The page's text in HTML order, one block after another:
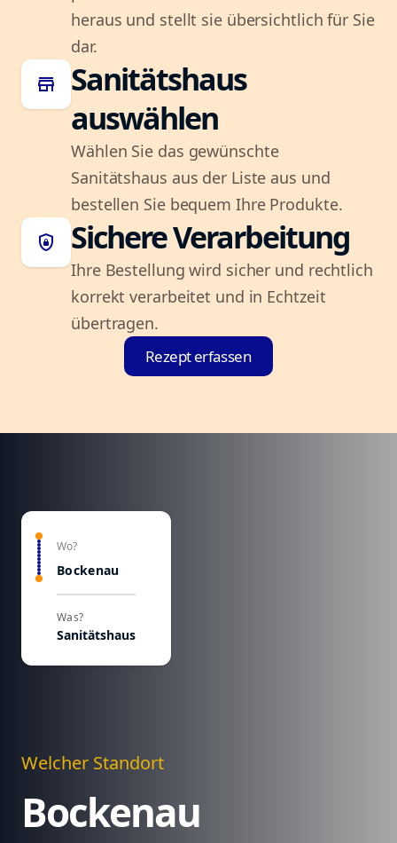
heraus und stellt sie übersichtlich für Sie
dar.
store
Sanitätshaus
auswählen
Wählen Sie das gewünschte
Sanitätshaus aus der Liste aus und
bestellen Sie bequem Ihre Produkte.
shield_lock Sichere Verarbeitung
Ihre Bestellung wird sicher und rechtlich
korrekt verarbeitet und in Echtzeit
übertragen.
Rezept erfassen
Wo?
Bockenau
Was?
Sanitätshaus
Welcher Standort
Bockenau